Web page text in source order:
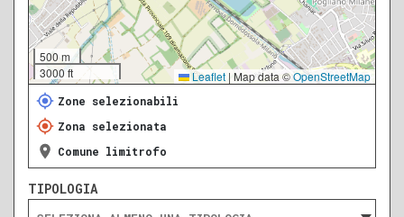
500 m
3000 ft
Leaflet | Map data ©OpenStreetMap
Zone selezionabili
Zona selezionata
Comune limitrofo
TIPOLOGIA